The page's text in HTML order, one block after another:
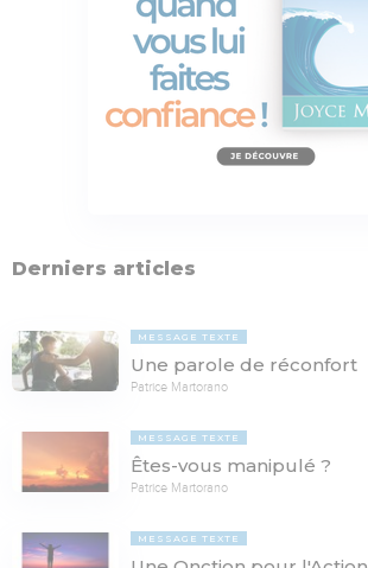
Derniers articles
MESSAGE TEXTE
Une parole de réconfort
Patrice Martorano
MESSAGE TEXTE
Êtes-vous manipulé ?
Patrice Martorano
MESSAGE TEXTE